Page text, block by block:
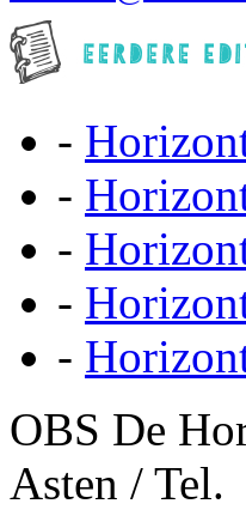
-
-
-
-
-
OBS De
Asten /